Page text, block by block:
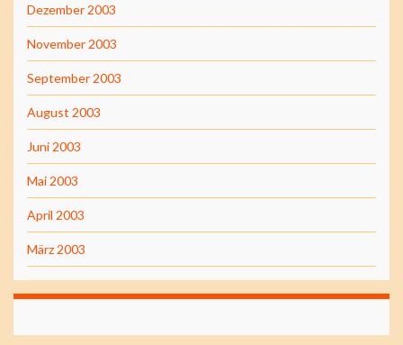
Dezember 2003
November 2003
September 2003
August 2003
Juni 2003
Mai 2003
April 2003
März 2003